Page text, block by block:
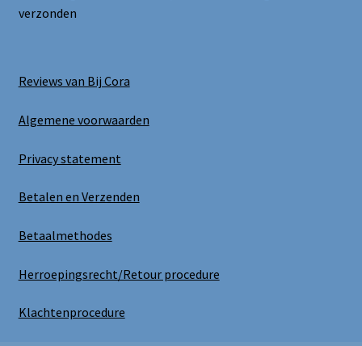
verzonden
Reviews van Bij Cora
Algemene voorwaarden
Privacy statement
Betalen en Verzenden
Betaalmethodes
Herroepingsrecht/Retour procedure
Klachtenprocedure